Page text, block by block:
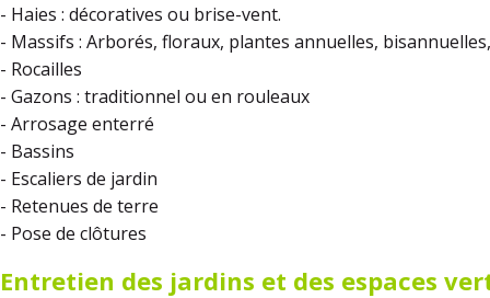
- Haies : décoratives ou brise-vent.
- Massifs : Arborés, floraux, plantes annuelles,
- Rocailles
- Gazons : traditionnel ou en rouleaux
- Arrosage enterré
- Bassins
- Escaliers de jardin
- Retenues de terre
- Pose de clôtures
Entretien des jardins et des espaces